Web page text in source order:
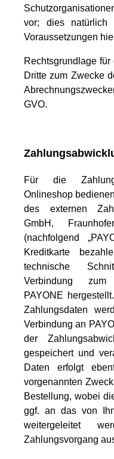
vor; dies natürlich
Voraussetzungen
Rechtsgrundlage
Dritte zum Zwecke
GVO.
Für die
Onlineshop
des externen
GmbH,
(nachfolgend
Kreditkarte
technische
Verbindung zum
PAYONE
Zahlungsdaten
Verbindung an
der
gespeichert und
Daten erfolgt
vorgenannten
Bestellung, wobei
ggf. an das von
weitergeleitet
Zahlungsvorgang